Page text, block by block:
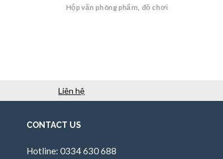
Hộp văn phòng phẩm, đồ chơi
Liên hệ
CONTACT US
Hotline: 0334 630 688